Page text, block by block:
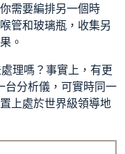
需要編排另一個時
管和玻璃瓶，收集另
。
理嗎？事實上，有更
台分析儀，可實時同一
上處於世界級領導地